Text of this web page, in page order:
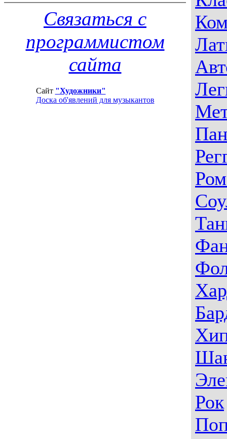
Рок
Связаться с
программистом
сайта
Сайт "Художники"
Доска об'явлений для музыкантов